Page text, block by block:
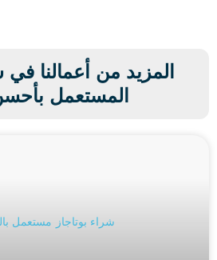
المزيد من أعمالنا
المستعمل